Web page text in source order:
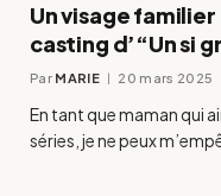
Un visage familier
casting d’“Un si
Par MARIE 20 mars 2025
En tant que maman qui
séries, je ne peux